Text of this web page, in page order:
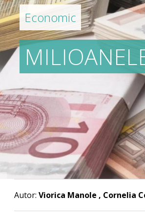
Economic
Autor:Viorica Manole , Cornelia